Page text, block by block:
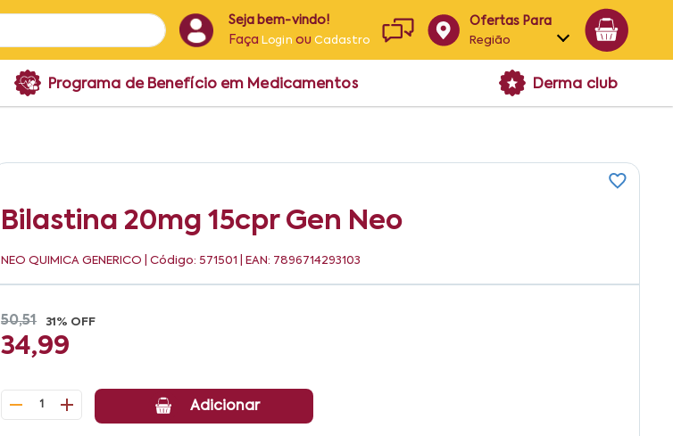
Seja bem-vindo!
Faça Login ouCadastro
Ofertas Para
Região
Alagoas
Programa de Benefício em Medicamentos Derma club
Bilastina 20mg 15cpr Gen Neo
NEO QUIMICA GENERICO | Código: 571501 | EAN: 7896714293103
50,51 31% OFF
34,99
1 Adicionar